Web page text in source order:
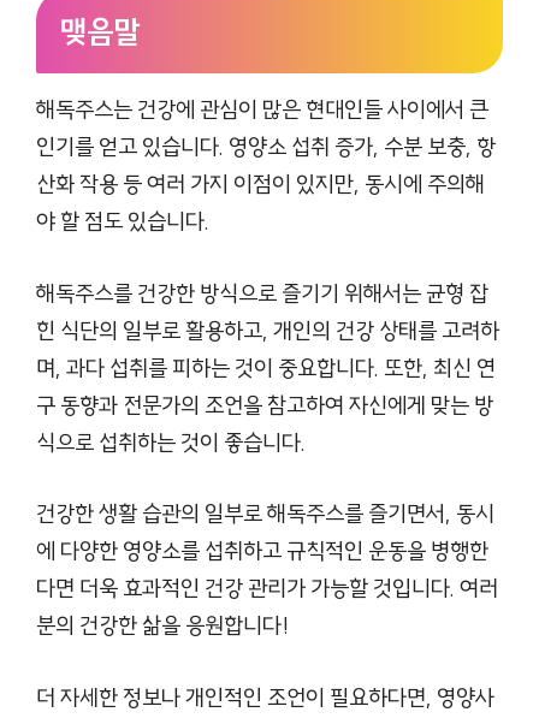
맺음말
해독주스는 건강에 관심이 많은 현대인들 사이에서 큰
인기를 얻고 있습니다. 영양소 섭취 증가, 수분 보충, 항
산화 작용 등 여러 가지 이점이 있지만, 동시에 주의해
야 할 점도 있습니다.
해독주스를 건강한 방식으로 즐기기 위해서는 균형 잡
힌 식단의 일부로 활용하고, 개인의 건강 상태를 고려하
며, 과다 섭취를 피하는 것이 중요합니다. 또한, 최신 연
구 동향과 전문가의 조언을 참고하여 자신에게 맞는 방
식으로 섭취하는 것이 좋습니다.
건강한 생활 습관의 일부로 해독주스를 즐기면서, 동시
에 다양한 영양소를 섭취하고 규칙적인 운동을 병행한
다면 더욱 효과적인 건강 관리가 가능할 것입니다. 여러
분의 건강한 삶을 응원합니다!
더 자세한 정보나 개인적인 조언이 필요하다면, 영양사